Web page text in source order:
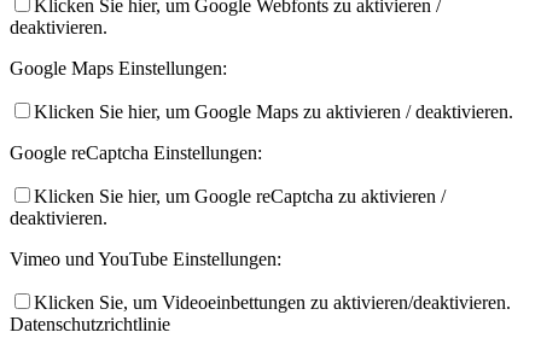
Klicken Sie hier, um Google Webfonts zu aktivieren /
deaktivieren.
Google Maps Einstellungen:
Klicken Sie hier, um Google Maps zu aktivieren / deaktivieren.
Google reCaptcha Einstellungen:
Klicken Sie hier, um Google reCaptcha zu aktivieren /
deaktivieren.
Vimeo und YouTube Einstellungen:
Klicken Sie, um Videoeinbettungen zu aktivieren/deaktivieren.
Datenschutzrichtlinie